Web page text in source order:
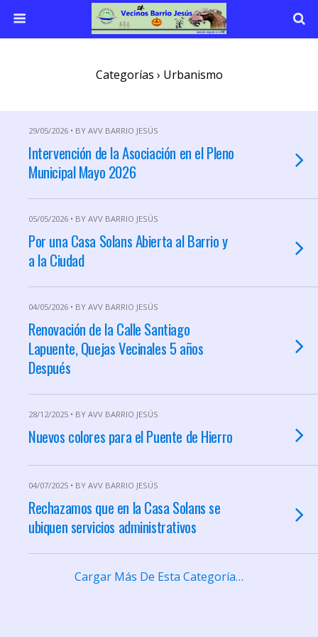
Categorías › Urbanismo
29/05/2026 • BY AVV BARRIO JESÚS
Intervención de la Asociación en el Pleno
Municipal Mayo 2026
05/05/2026 • BY AVV BARRIO JESÚS
Por una Casa Solans Abierta al Barrio y
a la Ciudad
04/05/2026 • BY AVV BARRIO JESÚS
Renovación de la Calle Santiago
Lapuente, Quejas Vecinales 5 años
Después
28/12/2025 • BY AVV BARRIO JESÚS
Nuevos colores para el Puente de Hierro
04/07/2025 • BY AVV BARRIO JESÚS
Rechazamos que en la Casa Solans se
ubiquen servicios administrativos
Cargar Más De Esta Categoría…